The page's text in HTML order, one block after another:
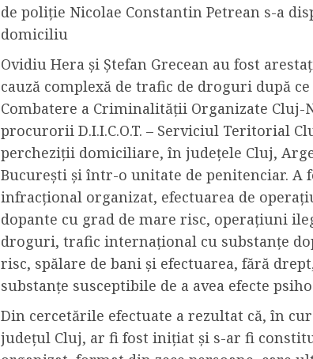
de poliție Nicolae Constantin Petrean s-a
domiciliu
Ovidiu Hera și Ștefan Grecean au fost
cauză complexă de trafic de droguri după
Combatere a Criminalității Organizate Cluj-
procurorii D.I.I.C.O.T. – Serviciul Teritorial
percheziții domiciliare, în județele Cluj,
București și într-o unitate de penitenciar. A
infracțional organizat, efectuarea de
dopante cu grad de mare risc, operațiuni
droguri, trafic internațional cu substanțe
risc, spălare de bani și efectuarea, fără
substanțe susceptibile de a avea efecte
Din cercetările efectuate a rezultat că, în
județul Cluj, ar fi fost inițiat și s-ar fi